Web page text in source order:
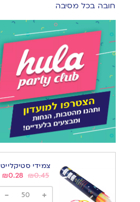
חובה בכל מסיבה
צמידי סטיקלייט
₪0.45
₪0.28
+
-